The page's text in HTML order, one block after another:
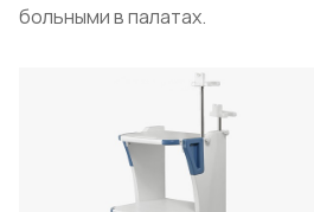
больными в палатах.